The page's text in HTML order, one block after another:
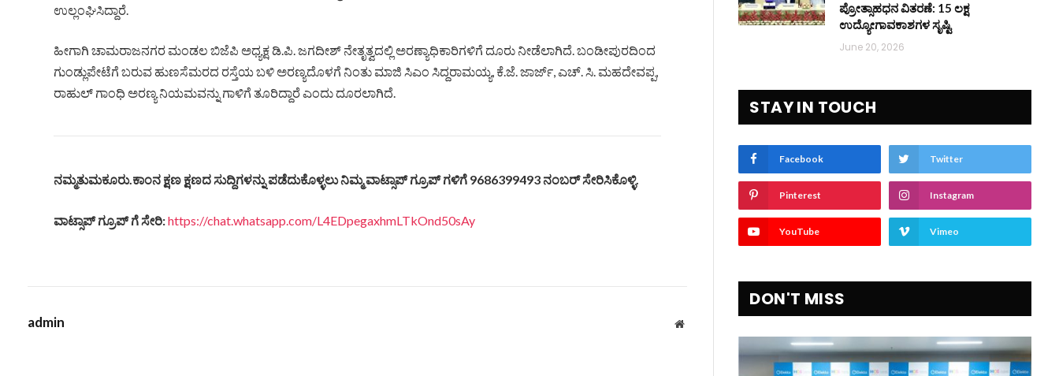
ಉಲ್ಲಂಘಿಸಿದ್ದಾರೆ.
ಹೀಗಾಗಿ ಚಾಮರಾಜನಗರ ಮಂಡಲ ಬಿಜೆಪಿ ಅಧ್ಯಕ್ಷ ಡಿ.ಪಿ. ಜಗದೀಶ್ ನೇತೃತ್ವದಲ್ಲಿ ಅರಣ್ಯಾಧಿಕಾರಿಗಳಿಗೆ ದೂರು ನೀಡೆಲಾಗಿದೆ. ಬಂಡೀಪುರದಿಂದ
ಗುಂಡ್ಲುಪೇಟೆಗೆ ಬರುವ ಹುಣಸೆಮರದ ರಸ್ತೆಯ ಬಳಿ ಅರಣ್ಯದೊಳಗೆ ನಿಂತು ಮಾಜಿ ಸಿಎಂ ಸಿದ್ದರಾಮಯ್ಯ, ಕೆ.ಜೆ. ಜಾರ್ಜ್, ಎಚ್. ಸಿ. ಮಹದೇವಪ್ಪ,
ರಾಹುಲ್ ಗಾಂಧಿ ಅರಣ್ಯ ನಿಯಮವನ್ನು ಗಾಳಿಗೆ ತೂರಿದ್ದಾರೆ ಎಂದು ದೂರಲಾಗಿದೆ.
ನಮ್ಮತುಮಕೂರು.ಕಾಂನ ಕ್ಷಣ ಕ್ಷಣದಸುದ್ದಿಗಳನ್ನು ಪಡೆದುಕೊಳ್ಳಲುನಿಮ್ಮ ವಾಟ್ಸಾಪ್ ಗ್ರೂಪ್ ಗಳಿಗೆ9686399493 ನಂಬರ್ಸೇರಿಸಿಕೊಳ್ಳಿ.
ವಾಟ್ಸಾಪ್ ಗ್ರೂಪ್ ಗೆಸೇರಿ:https://chat.whatsapp.com/L4EDpegaxhmLTkOnd50sAy
admin Website
ಪ್ರೋತ್ಸಾಹಧನ ವಿತರಣೆ: 15 ಲಕ್ಷ
ಉದ್ಯೋಗಾವಕಾಶಗಳ ಸೃಷ್ಟಿ
June 20, 2026
STAY IN TOUCH
Facebook Twitter
Pinterest Instagram
YouTube Vimeo
DON'T MISS